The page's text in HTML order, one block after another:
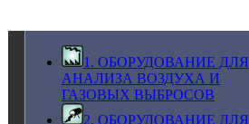
1. ОБОРУДОВАНИЕ ДЛЯ
АНАЛИЗА ВОЗДУХА И
ГАЗОВЫХ ВЫБРОСОВ
2. ОБОРУДОВАНИЕ ДЛЯ